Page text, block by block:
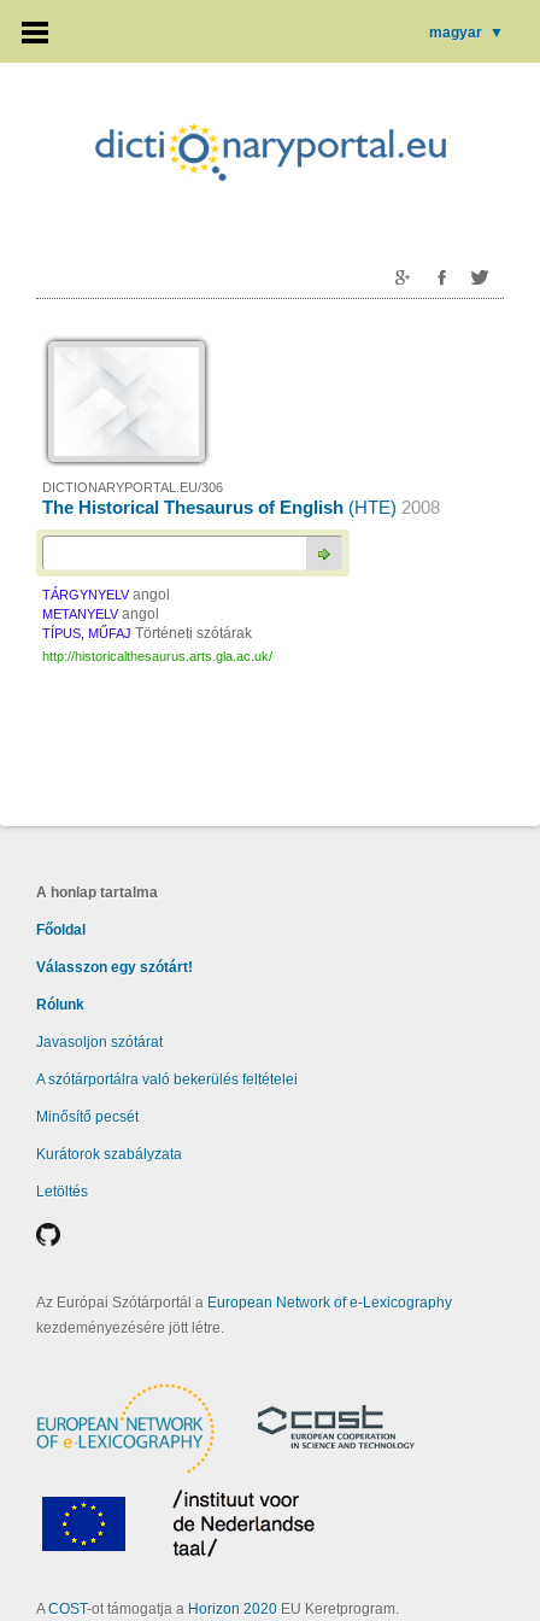
magyar ▼
DICTIONARYPORTAL.EU/306
The Historical Thesaurus of English (HTE) 2008
TÁRGYNYELV angol
METANYELV angol
TÍPUS, MŰFAJ Történeti szótárak
http://historicalthesaurus.arts.gla.ac.uk/
A honlap tartalma
Főoldal
Válasszon egy szótárt!
Rólunk
Javasoljon szótárat
A szótárportálra való bekerülés feltételei
Minősítő pecsét
Kurátorok szabályzata
Letöltés
Az Európai Szótárportál a European Network of e-Lexicography
kezdeményezésére jött létre.
ACOST-ot támogatja a Horizon 2020 EU Keretprogram.